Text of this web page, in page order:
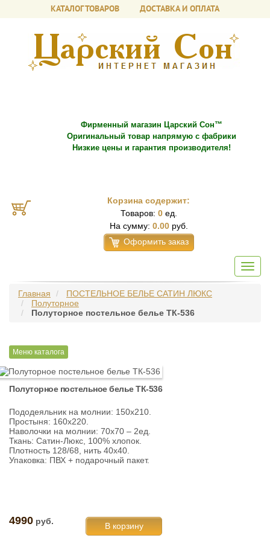
КАТАЛОГ ТОВАРОВ ДОСТАВКА И ОПЛАТА
Фирменный магазин Царский Сон™
Оригинальный товар напрямую с фабрики
Низкие цены и гарантия производителя!
Корзина содержит:
Товаров: 0ед.
На сумму: 0.00руб.
Оформить заказ
Главная
ПОСТЕЛЬНОЕ БЕЛЬЕ САТИН ЛЮКС
Полуторное
Полуторное постельное белье ТК-536
Меню каталога
Полуторное постельное белье ТК-536
Пододеяльник на молнии: 150х210.
Простыня: 160х220.
Наволочки на молнии: 70х70 – 2ед.
Ткань: Сатин-Люкс, 100% хлопок.
Плотность 128/68, нить 40х40.
Упаковка: ПВХ + подарочный пакет.
4990 руб.